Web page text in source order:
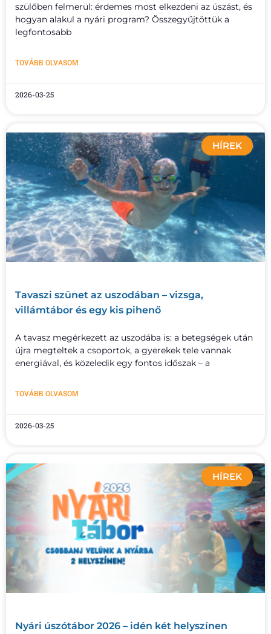
szülőben felmerül: érdemes most elkezdeni az úszást, és
hogyan alakul a nyári program? Összegyűjtöttük a
legfontosabb
TOVÁBB OLVASOM
2026-03-25
HÍREK
Tavaszi szünet az uszodában – vizsga,
villámtábor és egy kis pihenő
A tavasz megérkezett az uszodába is: a betegségek után
újra megteltek a csoportok, a gyerekek tele vannak
energiával, és közeledik egy fontos időszak – a
TOVÁBB OLVASOM
2026-03-25
HÍREK
Nyári úszótábor 2026 – idén két helyszínen